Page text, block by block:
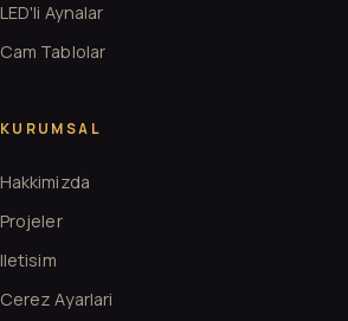
LED'li Aynalar
Cam Tablolar
KURUMSAL
Hakkimizda
Projeler
Iletisim
Cerez Ayarlari